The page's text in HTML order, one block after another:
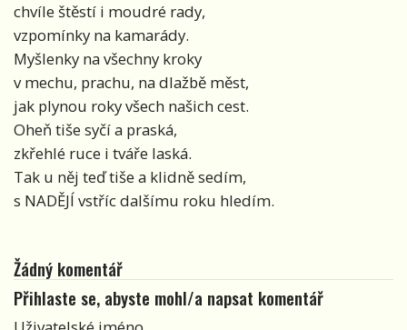
chvíle štěstí i moudré rady,
vzpomínky na kamarády.
Myšlenky na všechny kroky
v mechu, prachu, na dlažbě měst,
jak plynou roky všech našich cest.
Oheň tiše syčí a praská,
zkřehlé ruce i tváře laská.
Tak u něj teď tiše a klidně sedím,
s NADĚJÍ vstříc dalšímu roku hledím.
Žádný komentář
Přihlaste se, abyste mohl/a napsat komentář